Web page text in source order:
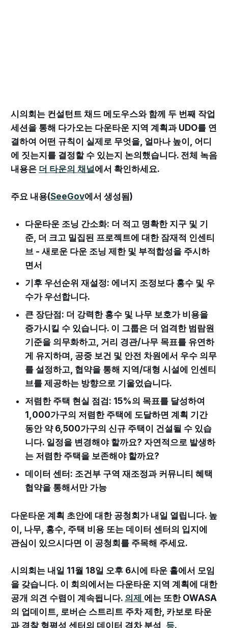
시의회는 컨설턴트 채드 메도우스와 함께 두 번째 작업
세션을 통해 다가오는 다운타운 지역 계획과 UDO를 연
결하여 어떤 규칙이 실제로 무엇을, 얼마나 높이, 어디
에 짓는지를 결정할 수 있는지 논의했습니다. 전체 녹음
내용은 더 타운의 채널에서 확인하세요.
주요 내용(SeeGov에서 생성됨)
다운타운 조닝 간소화: 더 적고 명확한 지구 및 기
준, 더 크고 밀집된 프로젝트에 대한 잠재적 인센티
브 - 새로운 다운 조닝 제한 및 부적합성을 주시하
면서
기후 우선순위 재설정: 에너지 조정보다 홍수 및 우
수가 우선합니다.
큰 장단점: 더 강력한 홍수 및 나무 보호가 비용을
증가시킬 수 있습니다. 이 그룹은 더 엄격한 범람원
기준을 의무화하고, 거리 경관/나무 목표를 유연하
게 유지하며, 공중 보건 및 안전 차원에서 우수 의무
를 설정하고, 협약을 통해 지역/대형 시설에 인센티
브를 제공하는 방향으로 기울었습니다.
저렴한 주택 현실 점검: 15%의 목표를 달성하여
1,000가구의 저렴한 주택에 도달하면 계획 기간
동안 약 6,500가구의 신규 주택이 건설될 수 있습
니다. 일정을 변경해야 할까요? 자연적으로 발생하
는 저렴한 주택을 보존해야 할까요?
데이터 센터: 조건부 구역 재조정과 커뮤니티 혜택
협약을 통해서만 가능
다운타운 계획 초안에 대한 공청회가 내일 열립니다. 높
이, 나무, 홍수, 주택 비용 또는 데이터 센터의 입지에
관심이 있으시다면 이 공청회를 주목해 주세요.
시의회는 내일 11월 18일 오후 6시에 타운 홀에서 모임
을 갖습니다. 이 회의에서는 다운타운 지역 계획에 대한
공개 의견 수렴이 계속됩니다. 의제 에는 또한 OWASA
의 업데이트, 로버슨 스트리트 주차 제한, 카보로 타운
과 경찰 형평성 센터의 데이터 격차 분석, 등.